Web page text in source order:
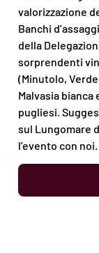
valorizzazione
Banchi
della
sorprendenti
(Minutolo,
Malvasia
pugliesi.
sul Lungomare
l’evento con noi.